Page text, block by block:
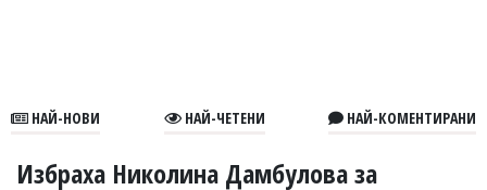
В
НАЙ-НОВИ НАЙ-ЧЕТЕНИ НАЙ-КОМЕНТИРАНИ
Избраха Николина Дамбулова за